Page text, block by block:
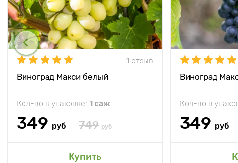
1 отзыв
Виноград Макси белый
Кол-во в упаковке: 1 саж
349 руб 749 руб
Купить
Виноград
Кол-во в
349 руб